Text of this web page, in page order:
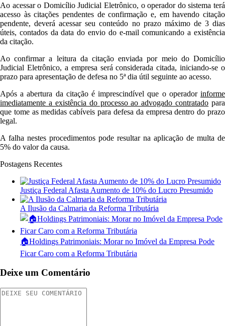
Ao acessar o Domicílio Judicial Eletrônico, o operador do sistema terá
acesso às citações pendentes de confirmação e, em havendo citação
pendente, deverá acessar seu conteúdo no prazo máximo de 3 dias
úteis, contados da data do envio do e-mail comunicando a existência
da citação.
Ao confirmar a leitura da citação enviada por meio do Domicílio
Judicial Eletrônico, a empresa será considerada citada, iniciando-se o
prazo para apresentação de defesa no 5ª dia útil seguinte ao acesso.
Após a abertura da citação é imprescindível que o operador informe
imediatamente a existência do processo ao advogado contratado para
que tome as medidas cabíveis para defesa da empresa dentro do prazo
legal.
A falha nestes procedimentos pode resultar na aplicação de multa de
5% do valor da causa.
Postagens Recentes
Justiça Federal Afasta Aumento de 10% do Lucro Presumido
A Ilusão da Calmaria da Reforma Tributária
🏠Holdings Patrimoniais: Morar no Imóvel da Empresa Pode
Ficar Caro com a Reforma Tributária
Deixe um Comentário